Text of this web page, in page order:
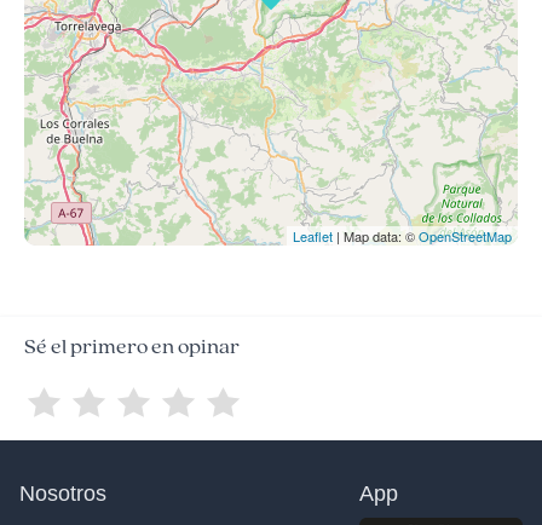
Leaflet | Map data: ©OpenStreetMap
Sé el primero en opinar
Nosotros App